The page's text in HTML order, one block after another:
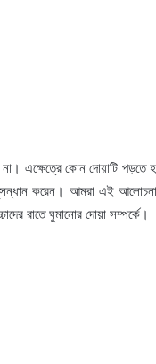
না। এক্ষেত্রে কোন দোয়াটি
করেন। আমরা এই
রাতে ঘুমানোর দোয়া সম্পর্কে।